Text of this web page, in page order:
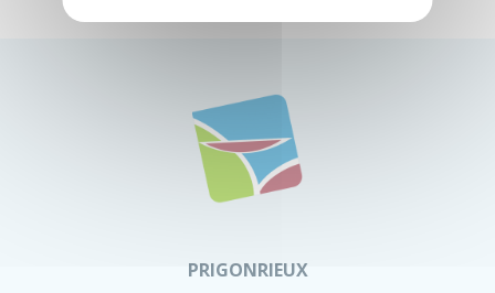
PRIGONRIEUX